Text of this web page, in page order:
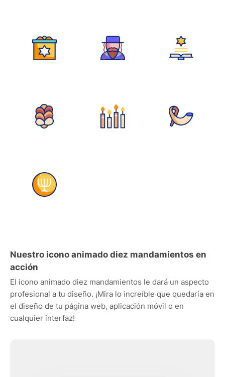
Nuestro icono animado diez mandamientos en
acción
El icono animado diez mandamientos le dará un aspecto
profesional a tu diseño. ¡Mira lo increíble que quedaría en
el diseño de tu página web, aplicación móvil o en
cualquier interfaz!